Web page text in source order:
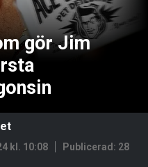
gör Jim
kl. 10:08 Publicerad: 28